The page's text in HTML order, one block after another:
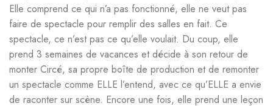
Elle comprend ce qui n’a pas fonctionné, elle ne veut pas
faire de spectacle pour remplir des salles en fait. Ce
spectacle, ce n’est pas ce qu’elle voulait. Du coup, elle
prend 3 semaines de vacances et décide à son retour de
monter Circé, sa propre boîte de production et de remonter
un spectacle comme ELLE l’entend, avec ce qu’ELLE a envie
de raconter sur scène. Encore une fois, elle prend une leçon